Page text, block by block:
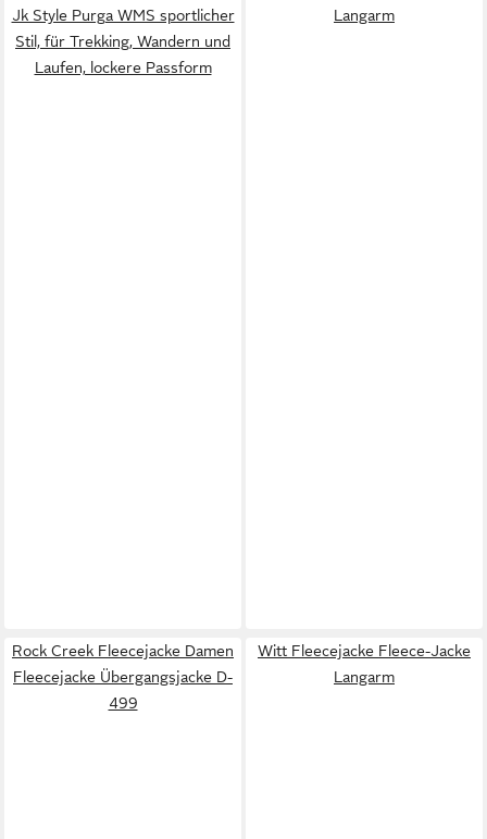
Jk Style Purga WMS sportlicher
Stil, für Trekking, Wandern und
Laufen, lockere Passform
Langarm
Rock Creek Fleecejacke Damen
Fleecejacke Übergangsjacke D-
499
Witt Fleecejacke Fleece-Jacke
Langarm